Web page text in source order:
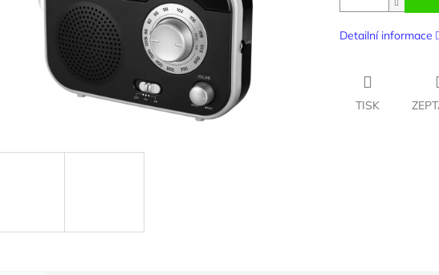
Detailní informace
TISK